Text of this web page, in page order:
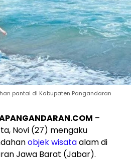
pantai di Kabupaten Pangandaran
–
Novi (27) mengaku
objek wisataalam di
Jawa Barat (Jabar).